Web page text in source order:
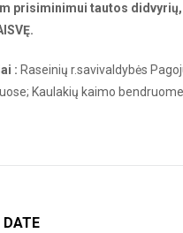
prisiminimui tautos didvyrių,
: Raseinių r.savivaldybės
Kaulakių kaimo
DATE